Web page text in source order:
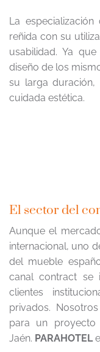
La
reñida con su
usabilidad. Ya
diseño de los
su larga
cuidada estética.
El sector del
Aunque el
internacional, uno
del mueble
canal contract se
clientes
privados.
para un proyecto
Jaén. PARAHOTEL